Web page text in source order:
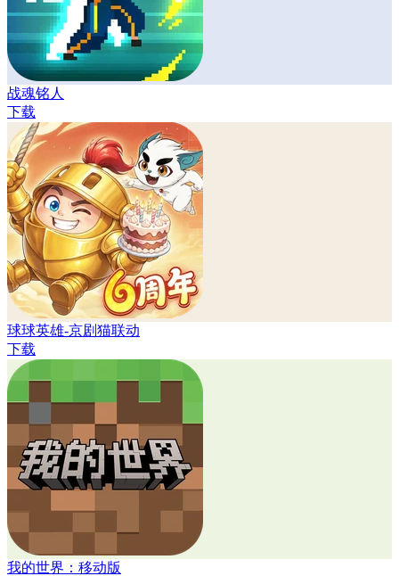
战魂铭人
下载
球球英雄-京剧猫联动
下载
我的世界：移动版